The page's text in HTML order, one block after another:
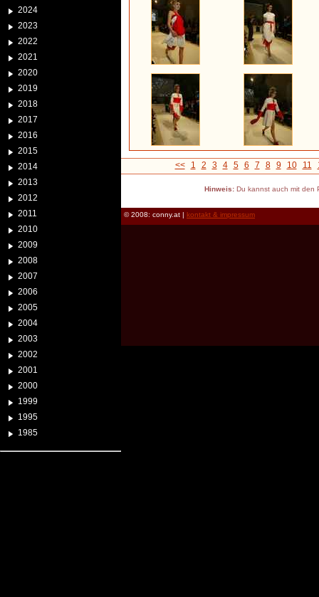
2024
2023
2022
2021
2020
2019
2018
2017
2016
2015
2014
2013
2012
2011
2010
2009
2008
2007
2006
2005
2004
2003
2002
2001
2000
1999
1995
1985
<< 1 2 3 4 5 6 7 8 9 10 11
Hinweis:Du kannst auch mit den
© 2008: conny.at | kontakt & impressum